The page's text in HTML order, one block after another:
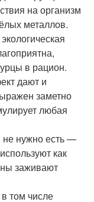
на организм
металлов.
в рацион.
дают и
заметно
любая
не нужно есть —
как
заживают
том числе